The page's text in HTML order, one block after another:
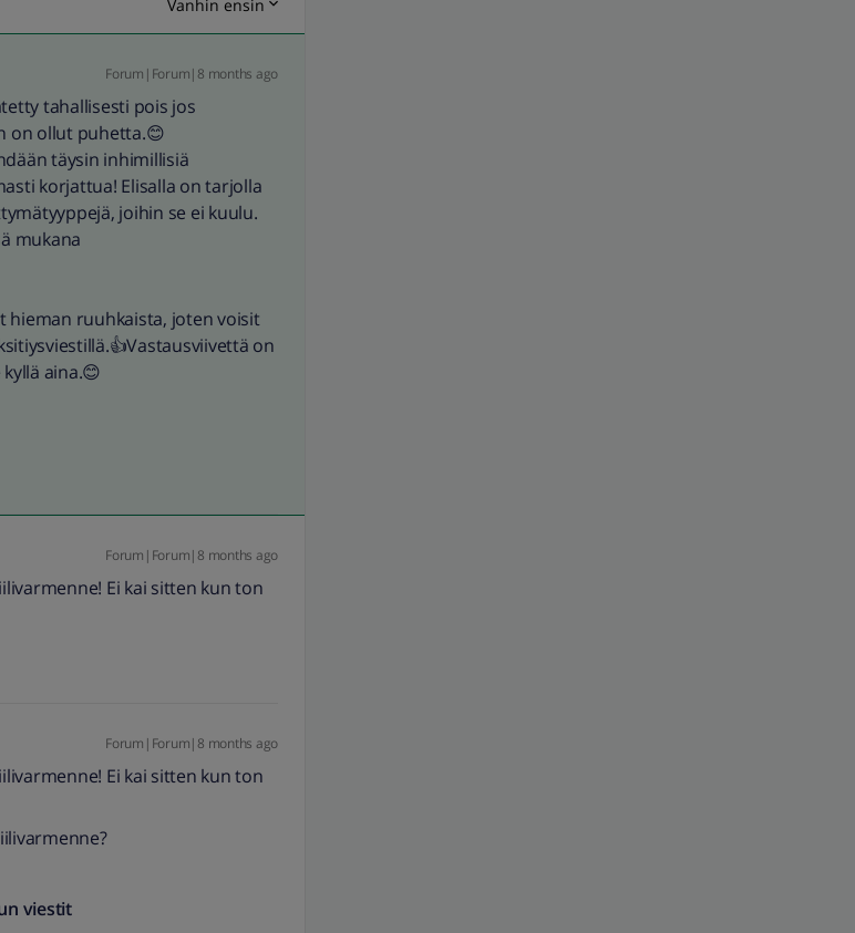
Vanhin ensin
Forum|Forum|8 months ago
tahallisesti pois jos
on ollut puhetta.😊
täysin inhimillisiä
korjattua! Elisalla on tarjolla
joihin se ei kuulu.
mukana
hieman ruuhkaista, joten voisit
on
aina.😊
Forum|Forum|8 months ago
Ei kai sitten kun ton
Forum|Forum|8 months ago
Ei kai sitten kun ton
viestit